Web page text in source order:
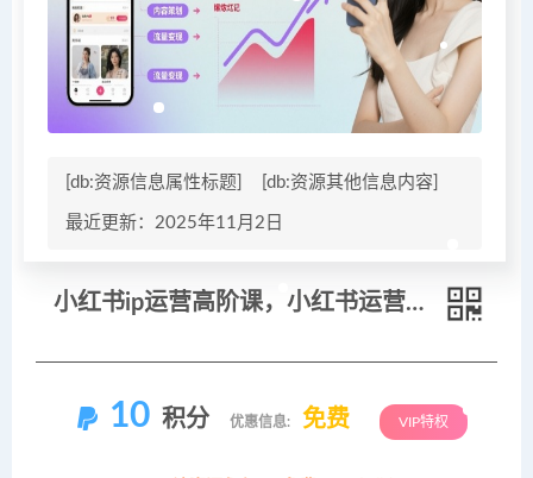
[db:资源信息属性标题] [db:资源其他信息内容]
最近更新：2025年11月2日
小红书ip运营高阶课，小红书运营全流程
10 积分 优惠信息: 免费 VIP特权